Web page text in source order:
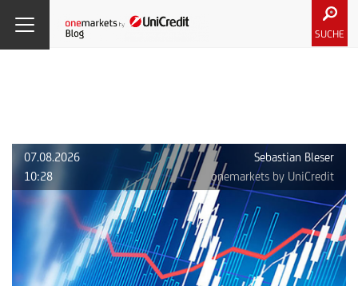
SUCHE
07.08.2026
Sebastian Bleser
10:28
onemarkets by UniCredit